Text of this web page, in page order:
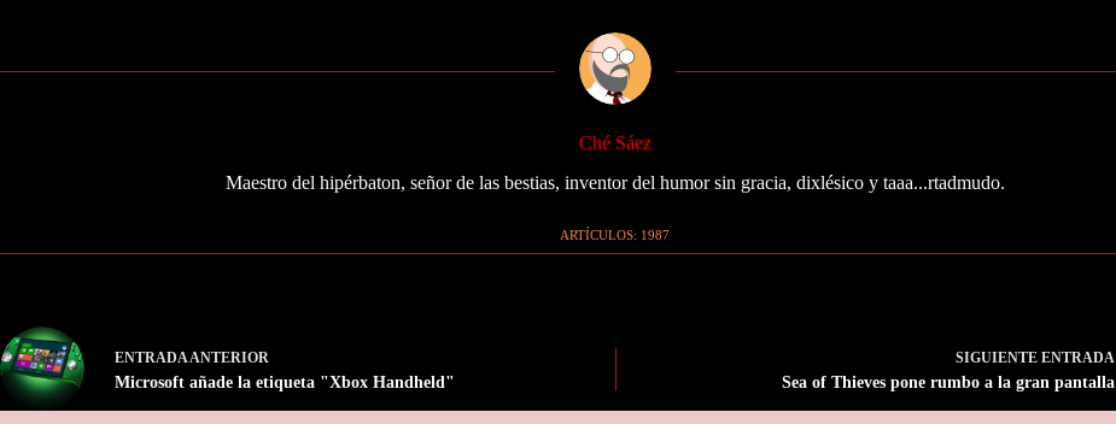
Ché Sáez
Maestro del hipérbaton, señor de las bestias, inventor del humor sin gracia, dixlésico y taaa...rtadmudo.
ARTÍCULOS: 1987
ENTRADA ANTERIOR
Microsoft añade la etiqueta "Xbox Handheld"
SIGUIENTEENTRADA
Sea of Thieves pone rumbo a la gran pantalla